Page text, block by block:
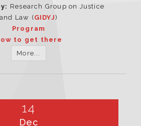
Research Group on Justice
and Law (GIDYJ)
Program
to get there
More...
14
Dec